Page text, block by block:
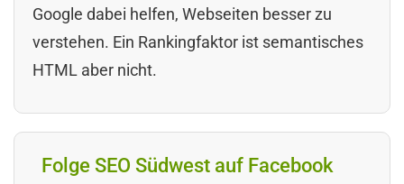
Google dabei helfen, Webseiten besser zu
verstehen. Ein Rankingfaktor ist semantisches
HTML aber nicht.
Folge SEO Südwest auf Facebook